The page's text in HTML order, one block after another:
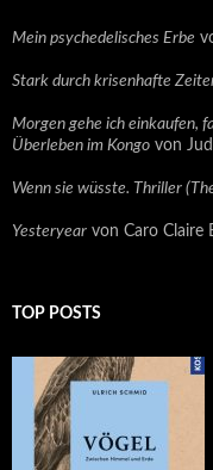
Mein psychedelisches Erbe
Stark durch krisenhafte
Morgen gehe ich einkaufen,
Überleben im Kongo von
Wenn sie wüsste. Thriller
Yesteryear von Caro Claire
TOP POSTS